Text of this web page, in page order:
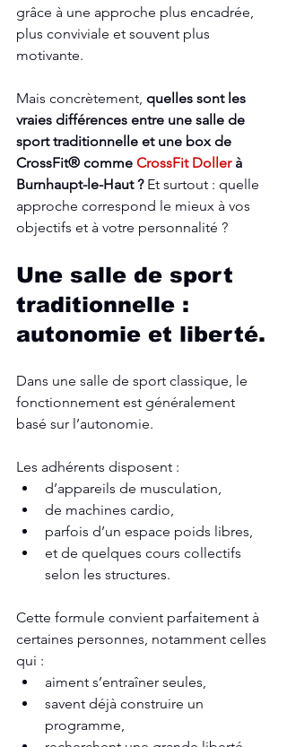
grâce à une approche plus encadrée,
plus conviviale et souvent plus
motivante.
Mais concrètement, quelles sont les
vraies différences entre une salle de
sport traditionnelle et une box de
CrossFit® comme CrossFit Doller à
Burnhaupt-le-Haut ? Et surtout : quelle
approche correspond le mieux à vos
objectifs et à votre personnalité ?
Une salle de sport
traditionnelle :
autonomie et liberté.
Dans une salle de sport classique, le
fonctionnement est généralement
basé sur l’autonomie.
Les adhérents disposent :
d’appareils de musculation,
de machines cardio,
parfois d’un espace poids libres,
et de quelques cours collectifs
selon les structures.
Cette formule convient parfaitement à
certaines personnes, notamment celles
qui :
aiment s’entraîner seules,
savent déjà construire un
programme,